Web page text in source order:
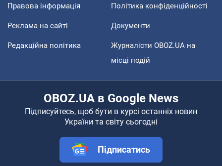
Правова інформація Політика конфіденційності
Реклама на сайті Документи
Редакційна політика
Журналісти OBOZ.UA на
місці подій
OBOZ.UA в Google News
Підписуйтесь, щоб бути в курсі останніх новин
України та світу сьогодні
Підписатись